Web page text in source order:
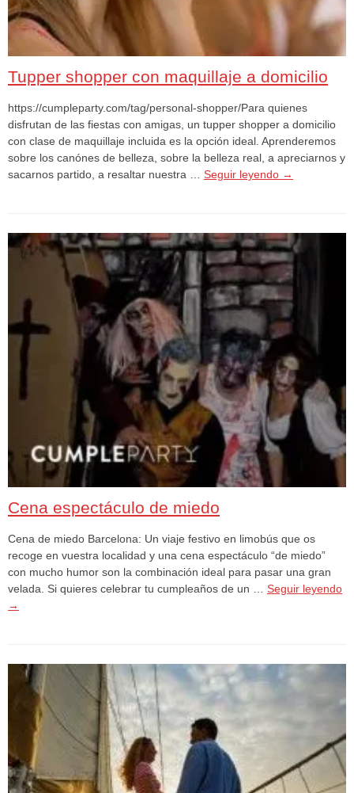
Tupper shopper con maquillaje a domicilio
https://cumpleparty.com/tag/personal-shopper/Para quienes
disfrutan de las fiestas con amigas, un tupper shopper a domicilio
con clase de maquillaje incluida es la opción ideal. Aprenderemos
sobre los canónes de belleza, sobre la belleza real, a apreciarnos y
sacarnos partido, a resaltar nuestra … Seguir leyendo →
Cena espectáculo de miedo
Cena de miedo Barcelona: Un viaje festivo en limobús que os
recoge en vuestra localidad y una cena espectáculo “de miedo”
con mucho humor son la combinación ideal para pasar una gran
velada. Si quieres celebrar tu cumpleaños de un … Seguir leyendo
→